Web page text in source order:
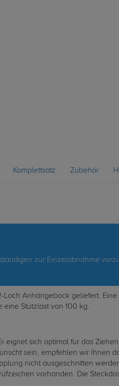
Komplettsatz Zubehör
zur Einzelabnahme
Anhängebock geliefert.
eine Stützlast von 100 kg.
sich optimal für das
sein, empfehlen wir Ihnen
nicht ausgeschnitten
vorhanden. Die